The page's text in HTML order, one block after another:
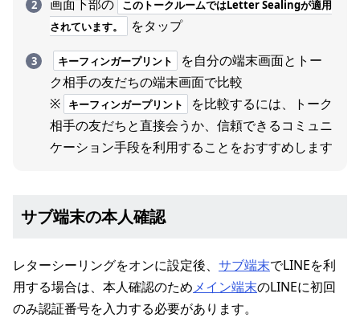
画面下部の
このトークルームではLetter Sealingが適用
されています。
をタップ
キーフィンガープリント
を自分の端末画面とトー
ク相手の友だちの端末画面で比較
※
キーフィンガープリント
を比較するには、トーク
相手の友だちと直接会うか、信頼できるコミュニ
ケーション手段を利用することをおすすめします
サブ端末の本人確認
レターシーリングをオンに設定後、 サブ端末でLINEを利
用する場合は、本人確認のためメイン端末のLINEに初回
のみ認証番号を入力する必要があります。